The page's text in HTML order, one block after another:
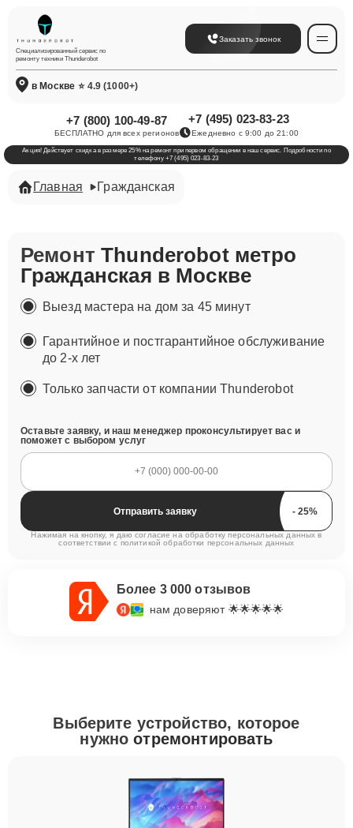
Специализированный сервис по
ремонту техники Thunderobot
Заказать звонок
в Москве ⭐ 4.9 (1000+)
+7 (800) 100-49-87
БЕСПЛАТНО для всех регионов
+7 (495) 023-83-23
Ежедневно с 9:00 до 21:00
Акция! Действует скидка в размере 25% на ремонт при первом обращении в наш сервис. Подробности по
телефону +7 (495) 023-83-23
Главная Гражданская
РемонтThunderobot метро
Гражданская в Москве
Выезд мастера на дом за 45 минут
Гарантийное и постгарантийное обслуживание
до 2-х лет
Только запчасти от компании Thunderobot
Оставьте заявку, и наш менеджер проконсультирует вас и
поможет с выбором услуг
Отправить заявку
Нажимая на кнопку, я даю согласие на обработку персональных данных в
соответствии с политикой обработки персональных данных
Более 3 000 отзывов
нам доверяют 🌟🌟🌟🌟🌟
Выберите устройство, которое
нужноотремонтировать